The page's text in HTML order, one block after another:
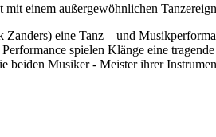
einem außergewöhnlichen
eine Tanz – und
spielen Klänge eine
beiden Musiker - Meister ihrer